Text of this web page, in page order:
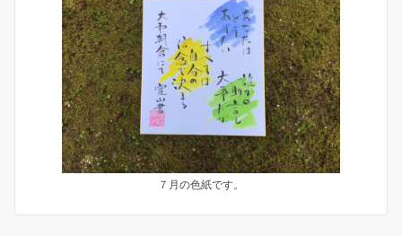
７月の色紙です。